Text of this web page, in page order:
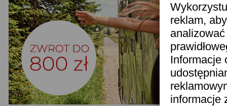
reklam,
Informacje
informacje